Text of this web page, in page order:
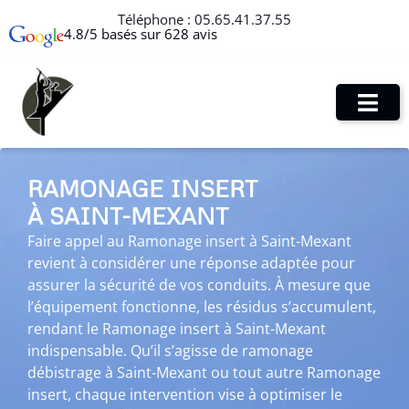
Téléphone : 05.65.41.37.55
4.8/5 basés sur 628 avis
RAMONAGE INSERT
À SAINT-MEXANT
Faire appel au Ramonage insert à Saint-Mexant
revient à considérer une réponse adaptée pour
assurer la sécurité de vos conduits. À mesure que
l’équipement fonctionne, les résidus s’accumulent,
rendant le Ramonage insert à Saint-Mexant
indispensable. Qu’il s’agisse de ramonage
débistrage à Saint-Mexant ou tout autre Ramonage
insert, chaque intervention vise à optimiser le